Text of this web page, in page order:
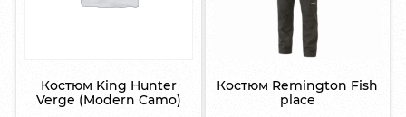
Костюм King Hunter
Verge (Modern Camo)
Костюм Remington Fish
place